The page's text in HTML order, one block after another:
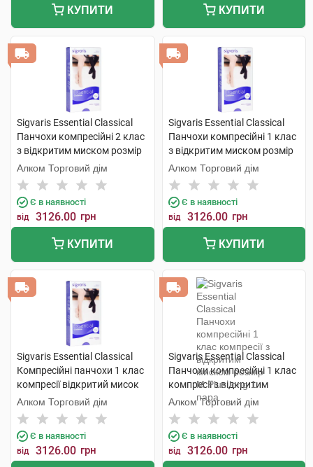
КУПИТИ КУПИТИ
Sigvaris Essential Classical
Панчохи компресійні 2 клас
з відкритим миском розмір
М long 1 пара
Алком Торговий дім
Є в наявності
від 3126.00 грн
КУПИТИ
Sigvaris Essential Classical
Панчохи компресійні 1 клас
з відкритим миском розмір
М long 1 пара
Алком Торговий дім
Є в наявності
від 3126.00 грн
КУПИТИ
Sigvaris Essential Classical
Компресійні панчохи 1 клас
компресії відкритий мисок
розмір L long 1 пара
Алком Торговий дім
Є в наявності
від 3126.00 грн
Sigvaris Essential Classical
Панчохи компресійні 1 клас
компресії з відкритим
миском розмір М Plus long 1
пара
Алком Торговий дім
Є в наявності
від 3126.00 грн